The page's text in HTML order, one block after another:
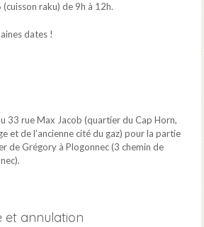
raku) de 9h à 12h.
dates !
33 rue Max Jacob (quartier du Cap Horn,
et de l’ancienne cité du gaz) pour la partie
de Grégory à Plogonnec (3 chemin de
et annulation